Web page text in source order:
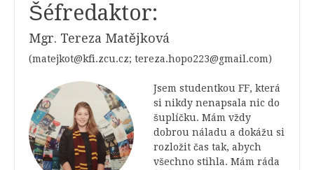
Šéfredaktor:
Mgr. Tereza Matějková
(matejkot@kfi.zcu.cz; tereza.hopo223@gmail.com)
Jsem studentkou FF, která
si nikdy nenapsala nic do
šuplíčku. Mám vždy
dobrou náladu a dokážu si
rozložit čas tak, abych
všechno stihla. Mám ráda